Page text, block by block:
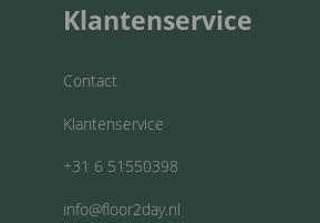
Klantenservice
Contact
Klantenservice
+31 6 51550398
info@floor2day.nl